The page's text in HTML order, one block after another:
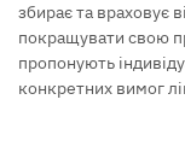
збирає та враховує
покращувати свою
пропонують
конкретних вимог